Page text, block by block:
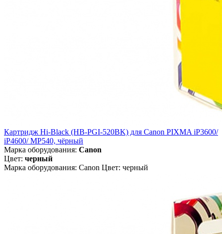
Картридж Hi-Black (HB-PGI-520BK) для Canon PIXMA iP3600/
iP4600/ MP540, чёрный
Марка оборудования: Canon
Цвет: черный
Марка оборудования: Canon Цвет: черный